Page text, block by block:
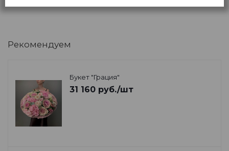
Рекомендуем
Букет "Грация"
31 160 руб./шт